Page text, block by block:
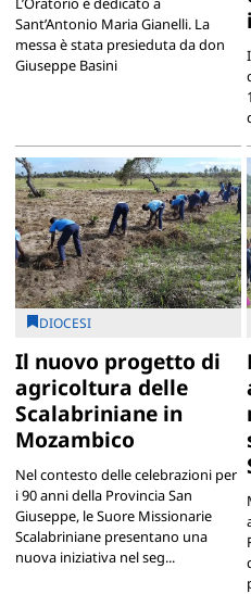
Sant’Antonio Maria Gianelli. La
messa è stata presieduta da don
Giuseppe Basini
DIOCESI
Il nuovo progetto di
agricoltura delle
Scalabriniane in
Mozambico
Nel contesto delle celebrazioni per
i 90 anni della Provincia San
Giuseppe, le Suore Missionarie
Scalabriniane presentano una
nuova iniziativa nel seg...